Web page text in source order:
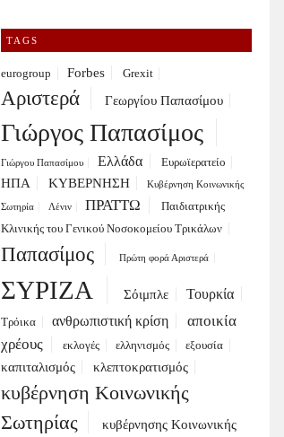
TAGS
eurogroup Forbes Grexit
Αριστερά Γεωργίου Παπασίμου
Γιώργος Παπασίμος
Γιώργου Παπασίμου Ελλάδα Ευρωϊερατείο
ΗΠΑ ΚΥΒΕΡΝΗΣΗ Κυβέρνηση Κοινωνικής
Σωτηρία Λένιν ΠΡΑΤΤΩ
Παιδιατρικής
Κλινικής του Γενικού Νοσοκομείου Τρικάλων
Παπασίμος Πρώτη φορά Αριστερά
ΣΥΡΙΖΑ Σόιμπλε Τουρκία
Τρόικα ανθρωπιστική κρίση
αποικία
χρέους
εκλογές ελληνισμός εξουσία
καπιταλισμός κλεπτοκρατισμός
κυβέρνηση Κοινωνικής
Σωτηρίας
κυβέρνησης Κοινωνικής